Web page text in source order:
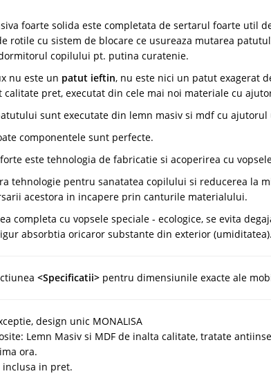
foarte solida este completata de sertarul foarte util
rotile cu sistem de blocare ce usureaza mutarea
copilului pt. putina curatenie.
nu este un patut ieftin, nu este nici un patut exagerat
calitate pret, executat din cele mai noi materiale cu
sunt executate din lemn masiv si mdf cu ajutorul
componentele sunt perfecte.
este tehnologia de fabricatie si acoperirea cu
tehnologie pentru sanatatea copilului si reducerea la
acestora in incapere prin canturile materialului.
completa cu vopsele speciale - ecologice, se evita
absorbtia oricaror substante din exterior (umiditatea).
<Specificatii> pentru dimensiunile exacte ale
design unic MONALISA
Lemn Masiv si MDF de inalta calitate, tratate
ora.
in pret.